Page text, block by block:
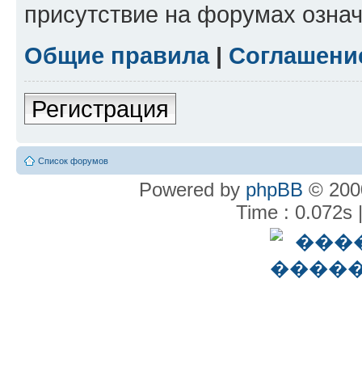
присутствие на форумах
Общие правила|
Регистрация
Список форумов
Powered by phpBB ©
Time : 0.072s